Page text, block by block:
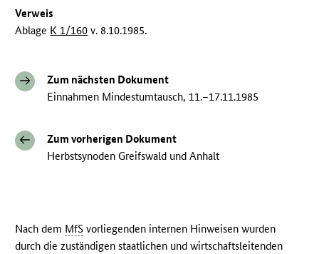
Verweis
Ablage K 1/160 v. 8.10.1985.
Zum nächsten Dokument
Einnahmen Mindestumtausch, 11.–17.11.1985
Zum vorherigen Dokument
Herbstsynoden Greifswald und Anhalt
Nach dem MfS vorliegenden internen Hinweisen wurden
durch die zuständigen staatlichen und wirtschaftsleitenden